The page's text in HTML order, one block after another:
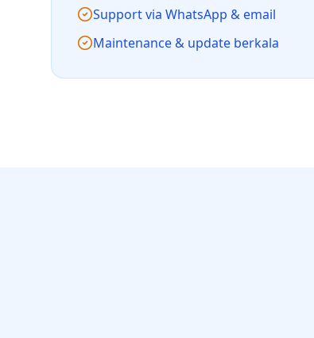
Support via WhatsApp & email
Maintenance & update berkala